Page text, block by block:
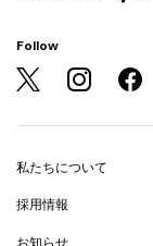
Follow
私たちについて
採用情報
お知らせ